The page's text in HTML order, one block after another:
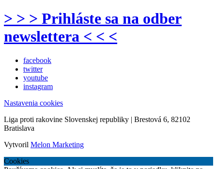
> > > Prihláste sa na odber
newslettera < < <
facebook
twitter
youtube
instagram
Nastavenia cookies
Liga proti rakovine Slovenskej republiky | Brestová 6, 82102
Bratislava
Vytvoril Melon Marketing
Cookies